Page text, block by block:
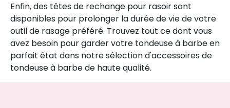
Enfin, des têtes de rechange pour rasoir sont
disponibles pour prolonger la durée de vie de votre
outil de rasage préféré. Trouvez tout ce dont vous
avez besoin pour garder votre tondeuse à barbe en
parfait état dans notre sélection d'accessoires de
tondeuse à barbe de haute qualité.